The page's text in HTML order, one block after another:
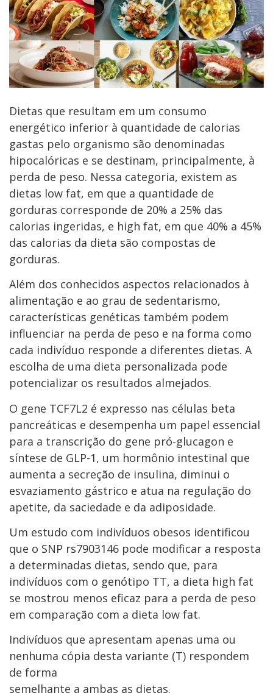
Dietas que resultam em um consumo
energético inferior à quantidade de calorias
gastas pelo organismo são denominadas
hipocalóricas e se destinam, principalmente, à
perda de peso. Nessa categoria, existem as
dietas low fat, em que a quantidade de
gorduras corresponde de 20% a 25% das
calorias ingeridas, e high fat, em que 40% a 45%
das calorias da dieta são compostas de
gorduras.
Além dos conhecidos aspectos relacionados à
alimentação e ao grau de sedentarismo,
características genéticas também podem
influenciar na perda de peso e na forma como
cada indivíduo responde a diferentes dietas. A
escolha de uma dieta personalizada pode
potencializar os resultados almejados.
O gene TCF7L2 é expresso nas células beta
pancreáticas e desempenha um papel essencial
para a transcrição do gene pró-glucagon e
síntese de GLP-1, um hormônio intestinal que
aumenta a secreção de insulina, diminui o
esvaziamento gástrico e atua na regulação do
apetite, da saciedade e da adiposidade.
Um estudo com indivíduos obesos identificou
que o SNP rs7903146 pode modificar a resposta
a determinadas dietas, sendo que, para
indivíduos com o genótipo TT, a dieta high fat
se mostrou menos eficaz para a perda de peso
em comparação com a dieta low fat.
Indivíduos que apresentam apenas uma ou
nenhuma cópia desta variante (T) respondem
de forma
semelhante a ambas as dietas.